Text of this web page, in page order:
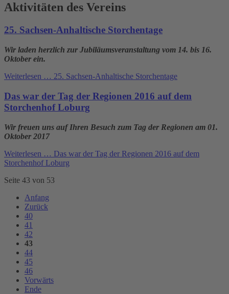
Aktivitäten des Vereins
25. Sachsen-Anhaltische Storchentage
Wir laden herzlich zur Jubiläumsveranstaltung vom 14. bis 16.
Oktober ein.
Weiterlesen … 25. Sachsen-Anhaltische Storchentage
Das war der Tag der Regionen 2016 auf dem
Storchenhof Loburg
Wir freuen uns auf Ihren Besuch zum Tag der Regionen am 01.
Oktober 2017
Weiterlesen … Das war der Tag der Regionen 2016 auf dem
Storchenhof Loburg
Seite 43 von 53
Anfang
Zurück
40
41
42
43
44
45
46
Vorwärts
Ende